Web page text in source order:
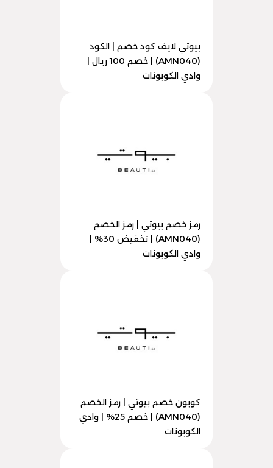
بيوتي لايف كود خصم | الكود
(AMN040) | خصم 100 ريال |
وادي الكوبونات
رمز خصم بيوتي | رمز الخصم
(AMN040) | تخفيض 30% |
وادي الكوبونات
كوبون خصم بيوتي | رمز الخصم
(AMN040) | خصم 25% | وادي
الكوبونات